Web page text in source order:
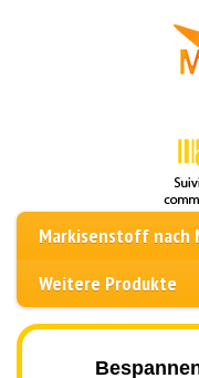
Markisenstoff nach
Weitere Produkte